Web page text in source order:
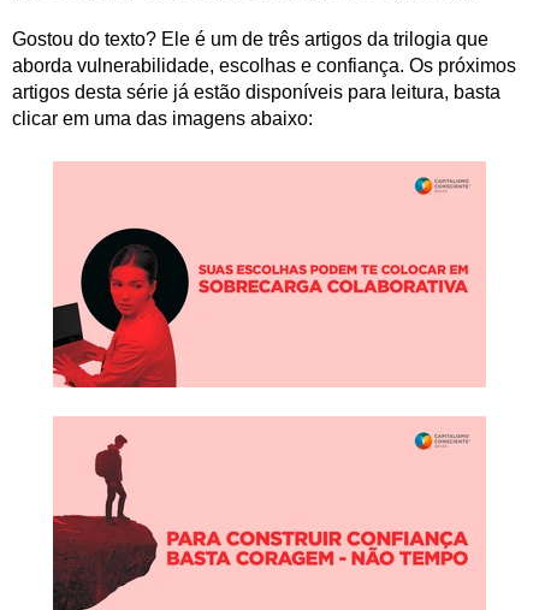
Gostou do texto? Ele é um de três artigos da trilogia que
aborda vulnerabilidade, escolhas e confiança. Os próximos
artigos desta série já estão disponíveis para leitura, basta
clicar em uma das imagens abaixo: